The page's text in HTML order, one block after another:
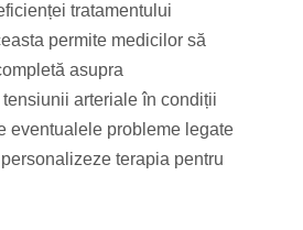
tratamentului
permite medicilor să
asupra
arteriale în condiții
eventualele probleme legate
terapia pentru